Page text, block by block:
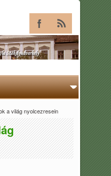
a világ nyolcezresein